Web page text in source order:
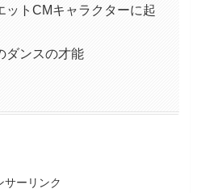
トCMキャラクターに起
ンスの才能
サーリンク